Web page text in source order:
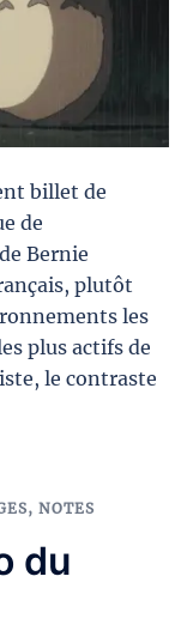
billet de
de
Bernie
plutôt
les
plus actifs de
le contraste
, NOTES
du